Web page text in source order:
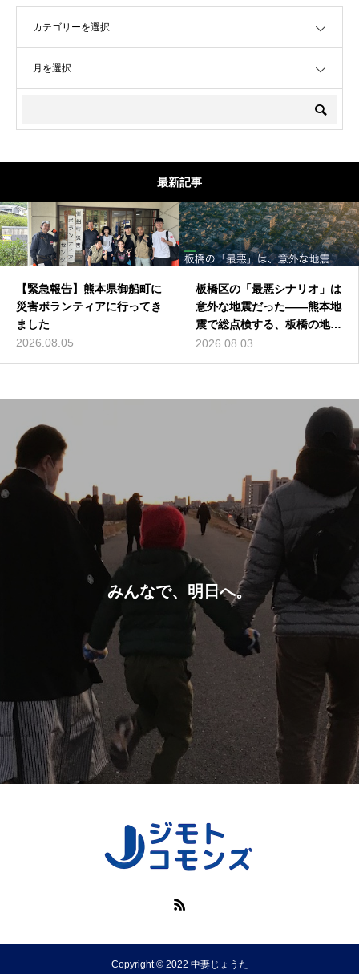
最新記事
【緊急報告】熊本県御船町に
災害ボランティアに行ってき
ました
2026.08.05
板橋区の「最悪シナリオ」は
意外な地震だった——熊本地
震で総点検する、板橋の地震
リスク
2026.08.03
みんなで、明日へ。
Copyright © 2022 中妻じょうた